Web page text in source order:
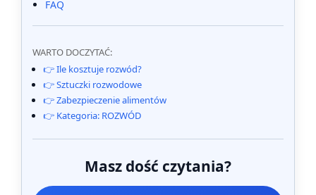
FAQ
WARTO DOCZYTAĆ:
👉 Ile kosztuje rozwód?
👉 Sztuczki rozwodowe
👉 Zabezpieczenie alimentów
👉 Kategoria: ROZWÓD
Masz dość czytania?